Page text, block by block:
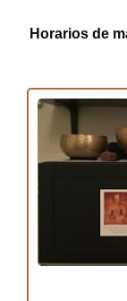
Horarios de